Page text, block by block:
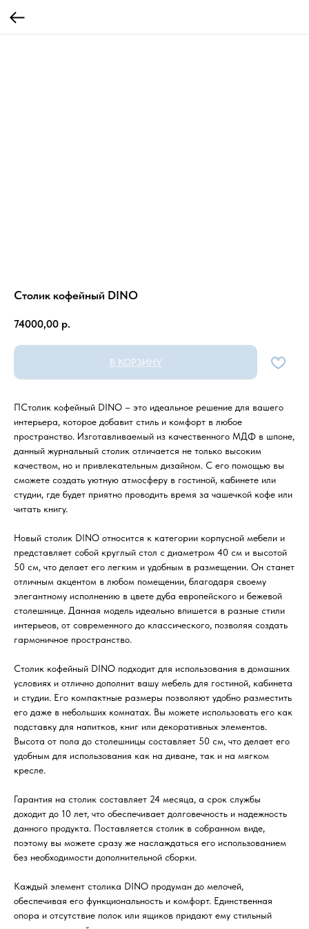
Столик кофейный DINO
74000,00 р.
В КОРЗИНУ
ПСтолик кофейный DINO – это идеальное решение для вашего
интерьера, которое добавит стиль и комфорт в любое
пространство. Изготавливаемый из качественного МДФ в шпоне,
данный журнальный столик отличается не только высоким
качеством, но и привлекательным дизайном. С его помощью вы
сможете создать уютную атмосферу в гостиной, кабинете или
студии, где будет приятно проводить время за чашечкой кофе или
читать книгу.
Новый столик DINO относится к категории корпусной мебели и
представляет собой круглый стол с диаметром 40 см и высотой
50 см, что делает его легким и удобным в размещении. Он станет
отличным акцентом в любом помещении, благодаря своему
элегантному исполнению в цвете дуба европейского и бежевой
столешнице. Данная модель идеально впишется в разные стили
интерьеов, от современного до классического, позволяя создать
гармоничное пространство.
Столик кофейный DINO подходит для использования в домашних
условиях и отлично дополнит вашу мебель для гостиной, кабинета
и студии. Его компактные размеры позволяют удобно разместить
его даже в небольших комнатах. Вы можете использовать его как
подставку для напитков, книг или декоративных элементов.
Высота от пола до столешницы составляет 50 см, что делает его
удобным для использования как на диване, так и на мягком
кресле.
Гарантия на столик составляет 24 месяца, а срок службы
доходит до 10 лет, что обеспечивает долговечность и надежность
данного продукта. Поставляется столик в собранном виде,
поэтому вы можете сразу же наслаждаться его использованием
без необходимости дополнительной сборки.
Каждый элемент столика DINO продуман до мелочей,
обеспечивая его функциональность и комфорт. Единственная
опора и отсутствие полок или ящиков придают ему стильный